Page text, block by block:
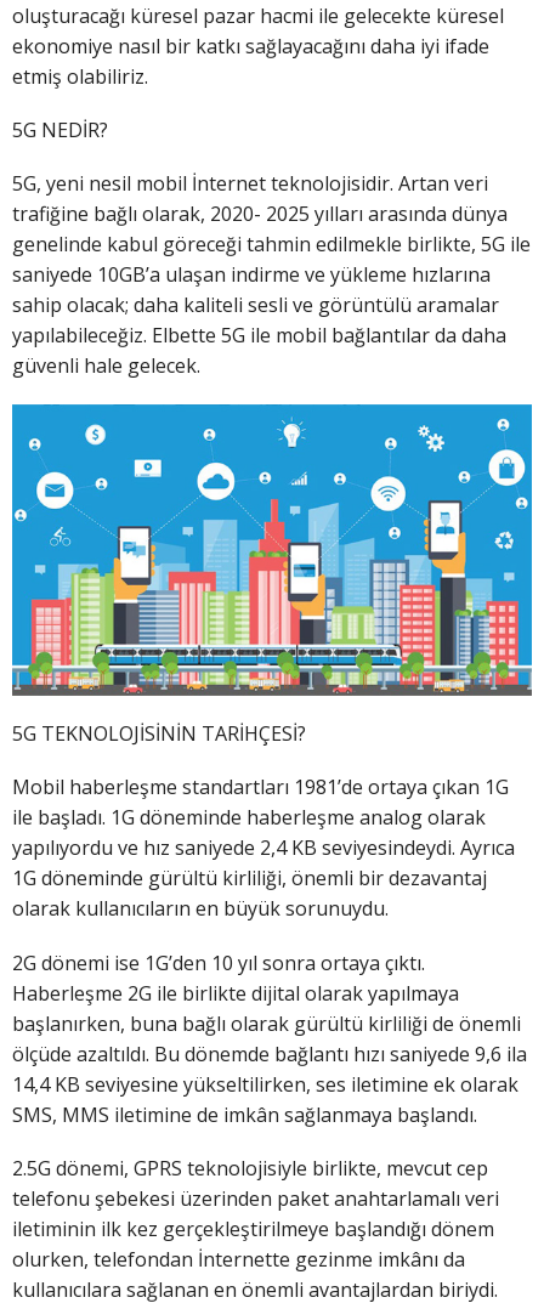
oluşturacağı küresel pazar hacmi ile gelecekte küresel
ekonomiye nasıl bir katkı sağlayacağını daha iyi ifade
etmiş olabiliriz.
5G NEDİR?
5G, yeni nesil mobil İnternet teknolojisidir. Artan veri
trafiğine bağlı olarak, 2020- 2025 yılları arasında dünya
genelinde kabul göreceği tahmin edilmekle birlikte, 5G ile
saniyede 10GB’a ulaşan indirme ve yükleme hızlarına
sahip olacak; daha kaliteli sesli ve görüntülü aramalar
yapılabileceğiz. Elbette 5G ile mobil bağlantılar da daha
güvenli hale gelecek.
5G TEKNOLOJİSİNİN TARİHÇESİ?
Mobil haberleşme standartları 1981’de ortaya çıkan 1G
ile başladı. 1G döneminde haberleşme analog olarak
yapılıyordu ve hız saniyede 2,4 KB seviyesindeydi. Ayrıca
1G döneminde gürültü kirliliği, önemli bir dezavantaj
olarak kullanıcıların en büyük sorunuydu.
2G dönemi ise 1G’den 10 yıl sonra ortaya çıktı.
Haberleşme 2G ile birlikte dijital olarak yapılmaya
başlanırken, buna bağlı olarak gürültü kirliliği de önemli
ölçüde azaltıldı. Bu dönemde bağlantı hızı saniyede 9,6 ila
14,4 KB seviyesine yükseltilirken, ses iletimine ek olarak
SMS, MMS iletimine de imkân sağlanmaya başlandı.
2.5G dönemi, GPRS teknolojisiyle birlikte, mevcut cep
telefonu şebekesi üzerinden paket anahtarlamalı veri
iletiminin ilk kez gerçekleştirilmeye başlandığı dönem
olurken, telefondan İnternette gezinme imkânı da
kullanıcılara sağlanan en önemli avantajlardan biriydi.